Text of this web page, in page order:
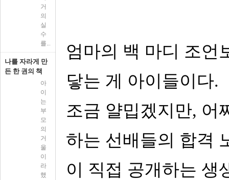
거
의
실
수
를...
나를 자라게 만
든 한 권의 책
아
이
는
부
모
의
거
울
이
라
했
엄마의 백 마디 조언
닿는 게 아이들이다.
조금 얄밉겠지만, 어
하는 선배들의 합격
이 직접 공개하는 생